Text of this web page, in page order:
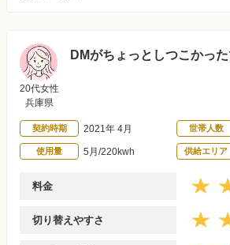
DMがちょっとしつこかった
20代女性
兵庫県
契約時期 2021年 4月 世帯人数
使用量 5月/220kwh 供給エリア
料金
切り替えやすさ